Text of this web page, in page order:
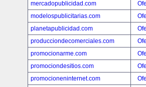
mercadopublicidad.com
modelospublicitarias.com
planetapublicidad.com
producciondecomerciales.com
promocionarme.com
promociondesitios.com
promocioneninternet.com